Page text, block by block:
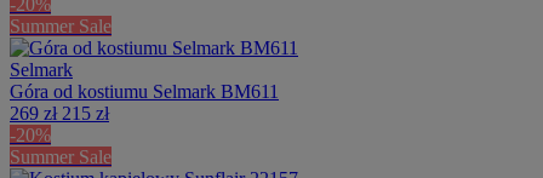
Summer Sale
Selmark
Góra od kostiumu Selmark BM611
269 zł 215 zł
-20%
Summer Sale